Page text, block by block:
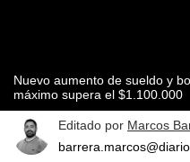
Nuevo aumento de sueldo y
máximo supera el $1.100.000
Editado por Marcos